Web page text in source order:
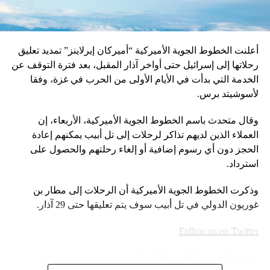
أعلنت الخطوط الجوية الأميركية “أميركان إيرلاينز” تمديد تعليق
رحلاتها إلى إسرائيل حتى أواخر آذار المقبل، بعد فترة التوقف عن
الخدمة التي بدأت في الأيام الأولى من الحرب في غزة، وفقا
لأسوشيتد برس.
وقال متحدث باسم الخطوط الجوية الأميركية، الأربعاء، إن
العملاء الذين لديهم تذاكر لرحلات إلى تل أبيب يمكنهم إعادة
الحجز دون أي رسوم إضافية أو إلغاء رحلتهم والحصول على
استرداد.
وذكرت الخطوط الجوية الأميركية أن الرحلات إلى مطار بن
غوريون الدولي في تل أبيب سوف يتم تعليقها حتى 29 آذار.
Follow us on Twitter